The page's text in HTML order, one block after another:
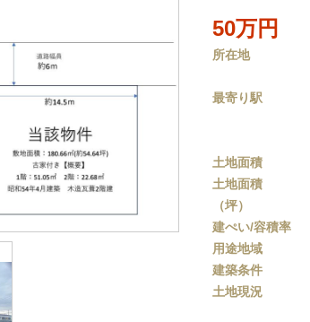
50万円
所在地
最寄り駅
土地面積
土地面積
（坪）
建ぺい/容積率
用途地域
建築条件
土地現況